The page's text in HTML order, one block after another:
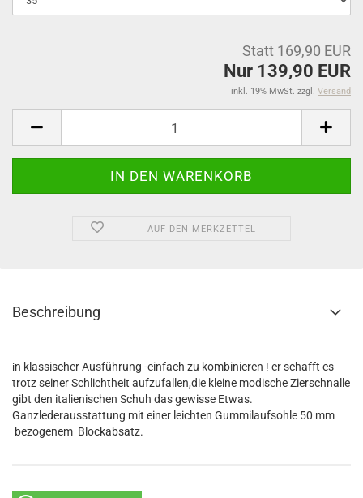
Statt 169,90 EUR
Nur 139,90 EUR
inkl. 19% MwSt. zzgl. Versand
AUF DEN MERKZETTEL
Beschreibung
in klassischer Ausführung -einfach zu kombinieren ! er schafft es
trotz seiner Schlichtheit aufzufallen,die kleine modische Zierschnalle
gibt den italienischen Schuh das gewisse Etwas.
Ganzlederausstattung mit einer leichten Gummilaufsohle 50 mm
bezogenem Blockabsatz.